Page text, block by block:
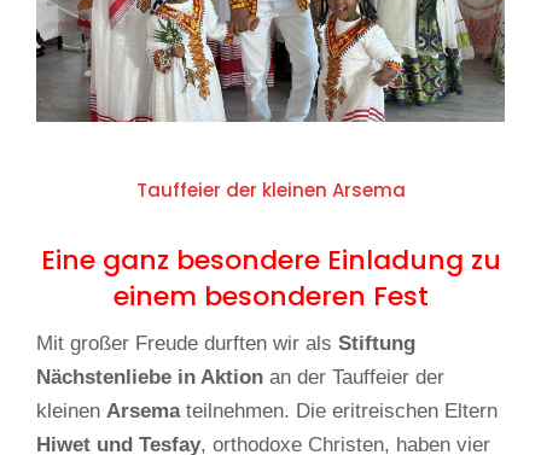
Tauffeier der kleinen Arsema
Eine ganz besondere Einladung zu
einem besonderen Fest
Mit großer Freude durften wir als Stiftung
Nächstenliebe in Aktion an der Tauffeier der
kleinen Arsemateilnehmen. Die eritreischen Eltern
Hiwet und Tesfay, orthodoxe Christen, haben vier